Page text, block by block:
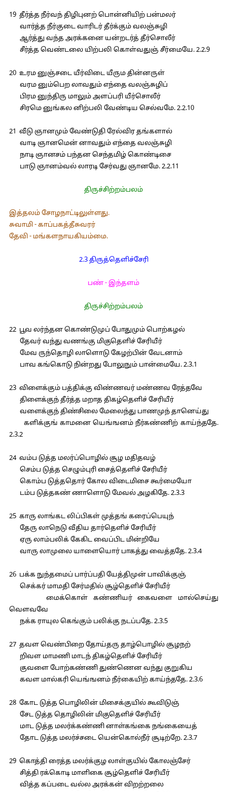
19 தீர்த்த நீர்வந் திழிபுனற் பொன்னியிற் பன்மலர்
வார்த்த நீர்குடை வாரிடர் தீர்க்கும் வலஞ்சுழி
ஆர்த்து வந்த அரக்கனை யன்றடர்த் தீர்சொலீர்
சீர்த்த வெண்டலை யிற்பலி கொள்வதுஞ் சீர்மையே. 2.2.9
20 உரம னுஞ்சடை யீர்விடை யீரும தின்னருள்
வரம னும்பெற லாவதும் எந்தை வலஞ்சுழிப்
பிரம னுந்திரு மாலும் அளப்பரி யீர்சொலீர்
சிரமெ னுங்கல னிற்பலி வேண்டிய செல்வமே. 2.2.10
21 வீடு ஞானமும் வேண்டுதி ரேல்விர தங்களால்
வாடி ஞானமென் னாவதும் எந்தை வலஞ்சுழி
நாடி ஞானசம் பந்தன செந்தமிழ் கொண்டிசை
பாடு ஞானம்வல் லாரடி சேர்வது ஞானமே. 2.2.11
திருச்சிற்றம்பலம்
இத்தலம் சோழநாட்டிலுள்ளது.
சுவாமி - காப்பகத்தீசுவரர்
தேவி - மங்களநாயகியம்மை.
2.3 திருத்தெளிச்சேரி
பண் - இந்தளம்
திருச்சிற்றம்பலம்
22 பூவ லர்ந்தன கொண்டுமுப் போதுமும் பொற்கழல்
தேவர் வந்து வணங்கு மிகுதெளிச் சேரியீர்
மேவ ருந்தொழி லாளொடு கேழற்பின் வேடனாம்
பாவ கங்கொடு நின்றது போலுநும் பான்மையே. 2.3.1
23 விளைக்கும் பத்திக்கு விண்ணவர் மண்ணவ ரேத்தவே
திளைக்குந் தீர்த்த மறாத திகழ்தெளிச் சேரியீர்
வளைக்குந் திண்சிலை மேலைந்து பாணமுந் தானெய்து
களிக்குங் காமனை யெங்ஙனம் நீர்கண்ணிற் காய்ந்ததே.
2.3.2
24 வம்ப டுத்த மலர்ப்பொழில் சூழ மதிதவழ்
செம்ப டுத்த செழும்புரி சைத்தெளிச் சேரியீர்
கொம்ப டுத்ததொர் கோல விடைமிசை கூர்மையோ
டம்ப டுத்தகண் ணாளொடு மேவல் அழகிதே. 2.3.3
25 காரு லாங்கட லிப்பிகள் முத்தங் கரைப்பெயுந்
தேரு லாநெடு வீதிய தார்தெளிச் சேரியீர்
ஏரு லாம்பலிக் கேகிட வைப்பிட மின்றியே
வாரு லாமுலை யாளையொர் பாகத்து வைத்ததே. 2.3.4
26 பக்க நுந்தமைப் பார்ப்பதி யேத்திமுன் பாவிக்குஞ்
செக்கர் மாமதி சேர்மதில் சூழ்தெளிச் சேரியீர்
மைக்கொள் கண்ணியர் கைவளை மால்செய்து
வௌவவே
நக்க ராயுல கெங்கும் பலிக்கு நடப்பதே. 2.3.5
27 தவள வெண்பிறை தோய்தரு தாழ்பொழில் சூழநற்
றிவள மாமணி மாடந் திகழ்தெளிச் சேரியீர்
குவளை போற்கண்ணி துண்ணென வந்து குறுகிய
கவள மால்கரி யெங்ஙனம் நீர்கையிற் காய்ந்ததே. 2.3.6
28 கோட டுத்த பொழிலின் மிசைக்குயில் கூவிடுஞ்
சேட டுத்த தொழிலின் மிகுதெளிச் சேரியீர்
மாட டுத்த மலர்க்கண்ணி னாள்கங்கை நங்கையைத்
தோட டுத்த மலர்ச்சடை யென்கொல்நீர் சூடிற்றே. 2.3.7
29 கொத்தி ரைத்த மலர்க்குழ லாள்குயில் கோலஞ்சேர்
சித்தி ரக்கொடி மாளிகை சூழ்தெளிச் சேரியீர்
வித்த கப்படை வல்ல அரக்கன் விறற்றலை